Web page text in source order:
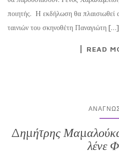
ποιητής. H εκδήλωση θα
ταινιών του σκηνοθέτη Παναγιώτη […]
READ
Δημήτρης
λένε